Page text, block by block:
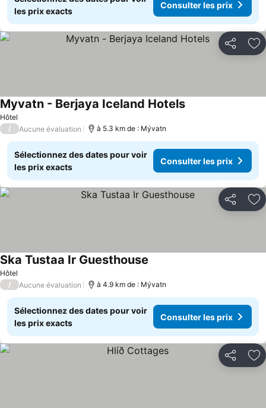
les prix exacts
Consulter les prix
Partager
Hôtel
Myvatn - Berjaya Iceland Hotels
/ Aucune évaluation à 5.3 km de : Mývatn
Sélectionnez des dates pour voir
les prix exacts
Consulter les prix
Partager
Hôtel
Ska Tustaa Ir Guesthouse
/ Aucune évaluation à 4.9 km de : Mývatn
Sélectionnez des dates pour voir
les prix exacts
Consulter les prix
Partager